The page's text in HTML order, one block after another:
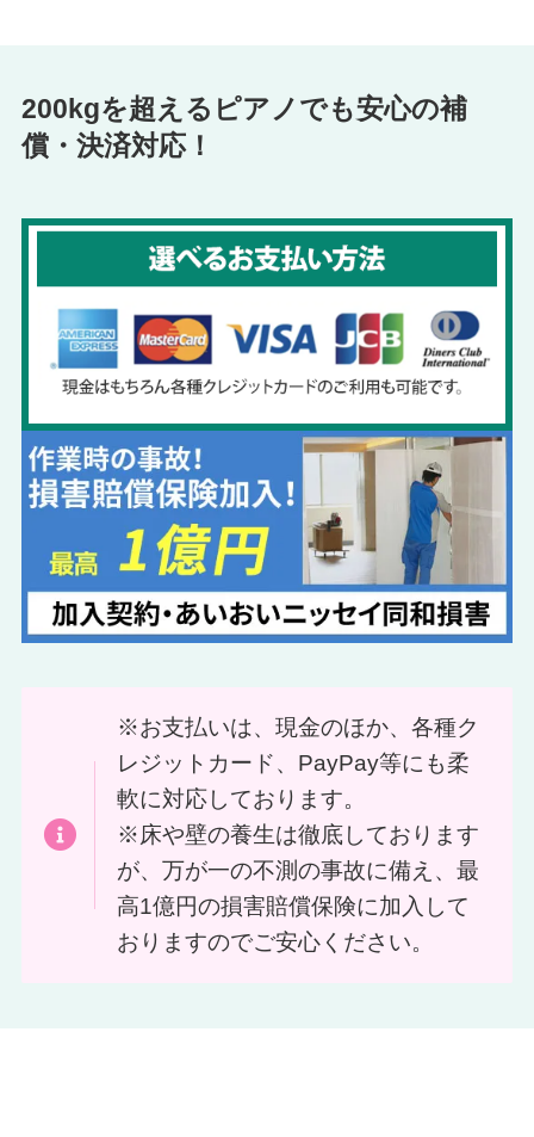
200kgを超えるピアノでも安心の補
償・決済対応！
※お支払いは、現金のほか、各種ク
レジットカード、PayPay等にも柔
軟に対応しております。
※床や壁の養生は徹底しております
が、万が一の不測の事故に備え、最
高1億円の損害賠償保険に加入して
おりますのでご安心ください。